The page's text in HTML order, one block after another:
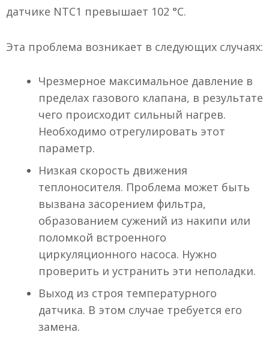
датчике NTC1 превышает 102 °C.
Эта проблема возникает в следующих случаях:
Чрезмерное максимальное давление в
пределах газового клапана, в результате
чего происходит сильный нагрев.
Необходимо отрегулировать этот
параметр.
Низкая скорость движения
теплоносителя. Проблема может быть
вызвана засорением фильтра,
образованием сужений из накипи или
поломкой встроенного
циркуляционного насоса. Нужно
проверить и устранить эти неполадки.
Выход из строя температурного
датчика. В этом случае требуется его
замена.